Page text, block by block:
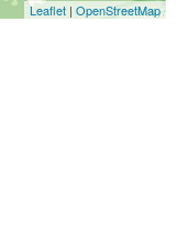
Leaflet | OpenStreetMap